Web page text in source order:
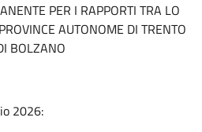
PER I RAPPORTI TRA LO
AUTONOME DI TRENTO
BOLZANO
2026: